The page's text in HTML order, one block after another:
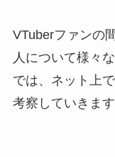
VTuberファンの
人について様々
では、ネット上
考察していきます